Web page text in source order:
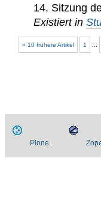
14. Sitzung
Existiert in
« 10 frühere Artikel 1
Plone